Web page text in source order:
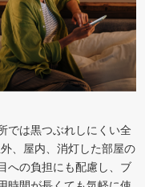
では黒つぶれしにくい全
、屋内、消灯した部屋の
への負担にも配慮し、ブ